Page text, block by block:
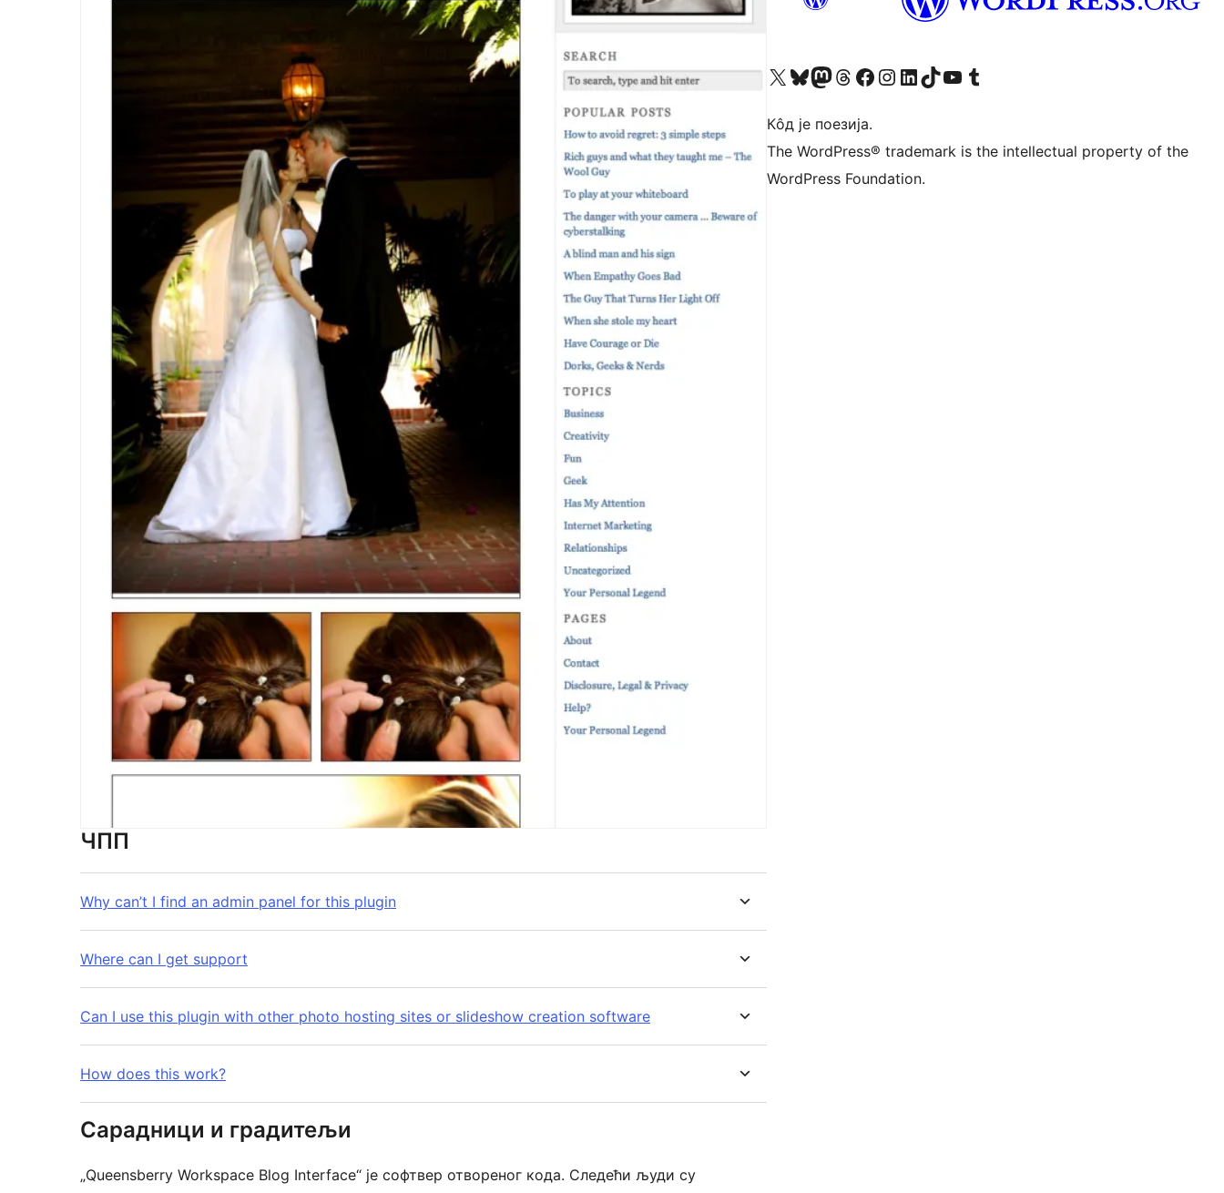
ЧПП
Why can’t I find an admin panel for this plugin
Where can I get support
Can I use this plugin with other photo hosting sites or slideshow creation software
How does this work?
Сарадници и градитељи
„Queensberry Workspace Blog Interface“ је софтвер отвореног кода. Следећи људи су
Visit our X (formerly Twitter) account
Посетите наш Bluesky налог
Visit our Mastodon account
Посетите наш налог на Threads-у Visit our Facebook page
Посетите наш Инстаграм налог
Visit our LinkedIn account
Посетите наш TikTok налог
Visit our YouTube channel
Посетите наш Tumblr налог
Кôд је поезија.
The WordPress® trademark is the intellectual property of the
WordPress Foundation.